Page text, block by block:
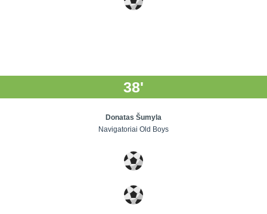
38'
Donatas Šumyla
Navigatoriai Old Boys